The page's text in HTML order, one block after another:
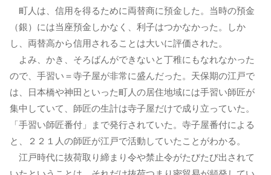
町人は、信用を得るために両替商に預金した。当時の預金
（銀）には当座預金しかなく、利子はつかなかった。しか
し、両替高から信用されることは大いに評価された。
よみ、かき、そろばんができないと丁稚にもなれなかった
ので、手習い＝寺子屋が非常に盛んだった。天保期の江戸で
は、日本橋や神田といった町人の居住地域には手習い師匠が
集中していて、師匠の生計は寺子屋だけで成り立っていた。
「手習い師匠番付」まで発行されていた。寺子屋番付による
と、２２１人の師匠が江戸で活動していたことがわかる。
江戸時代に抜荷取り締まり令や禁止令がたびたび出されて